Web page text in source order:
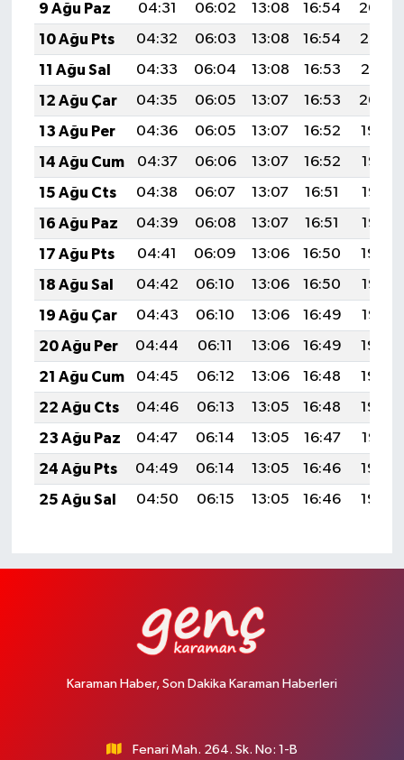
9 Ağu Paz 04:31 06:02 13:08 16:54
20:04
10 Ağu Pts
04:32 06:03 13:08 16:54
20:03
11 Ağu Sal
04:33 06:04 13:08 16:53
20:01
12 Ağu Çar
04:35 06:05 13:07 16:53
20:00
13 Ağu Per
04:36 06:05 13:07 16:52
19:59
14 Ağu Cum
04:37 06:06 13:07 16:52
19:58
15 Ağu Cts
04:38 06:07 13:07 16:51
19:57
16 Ağu Paz
04:39 06:08 13:07 16:51
19:56
17 Ağu Pts
04:41 06:09 13:06 16:50
19:54
18 Ağu Sal
04:42 06:10 13:06 16:50
19:53
19 Ağu Çar
04:43 06:10 13:06 16:49
19:52
20 Ağu Per
04:44 06:11 13:06 16:49
19:50
21 Ağu Cum
04:45 06:12 13:06 16:48
19:49
22 Ağu Cts
04:46 06:13 13:05 16:48
19:48
23 Ağu Paz
04:47 06:14 13:05 16:47
19:47
24 Ağu Pts
04:49 06:14 13:05 16:46
19:45
25 Ağu Sal
04:50 06:15 13:05 16:46 19:44
Karaman Haber, Son Dakika Karaman Haberleri
Fenari Mah. 264. Sk. No: 1-B